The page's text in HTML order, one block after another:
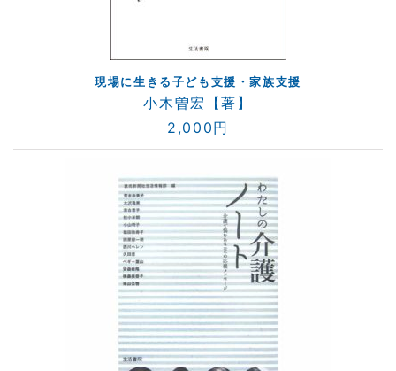
現場に生きる子ども支援・家族支援
小木曽宏【著】
2,000円